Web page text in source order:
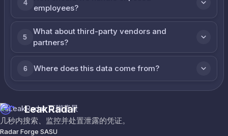
4
employees?
5
What about third-party vendors and
partners?
6 Where does this data come from?
LeakRadar
几秒内搜索、监控并处置泄露的凭证。
Radar Forge SASU